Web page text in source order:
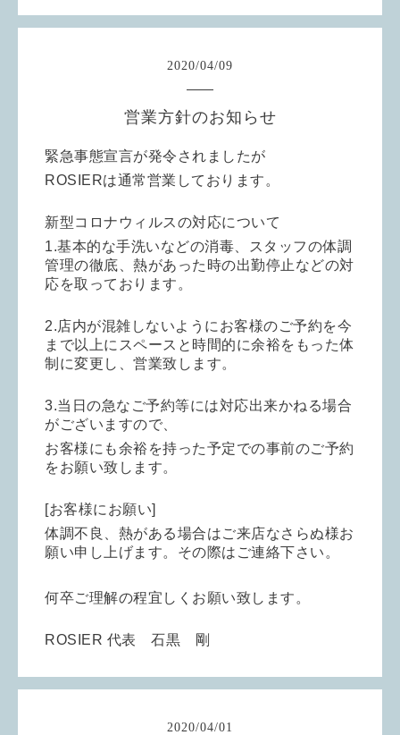
2020/04/09
営業方針のお知らせ
緊急事態宣言が発令されましたが
ROSIERは通常営業しております。
新型コロナウィルスの対応について
1.基本的な手洗いなどの消毒、スタッフの体調
管理の徹底、熱があった時の出勤停止などの対
応を取っております。
2.店内が混雑しないようにお客様のご予約を今
まで以上にスペースと時間的に余裕をもった体
制に変更し、営業致します。
3.当日の急なご予約等には対応出来かねる場合
がございますので、
お客様にも余裕を持った予定での事前のご予約
をお願い致します。
[お客様にお願い]
体調不良、熱がある場合はご来店なさらぬ様お
願い申し上げます。その際はご連絡下さい。
何卒ご理解の程宜しくお願い致します。
ROSIER 代表 石黒 剛
2020/04/01